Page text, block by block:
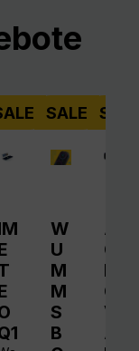
SALE
W
U
M
M
S
B
A
QI
N
O
V
A